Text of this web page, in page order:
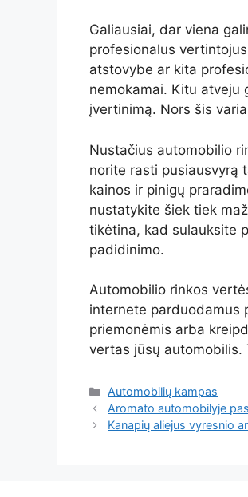
Galiausiai, dar viena
profesionalus
atstovybe ar kita
nemokamai. Kitu atveju
įvertinimą. Nors šis
Nustačius automobilio
norite rasti pusiausvyrą
kainos ir pinigų
nustatykite šiek tiek
tikėtina, kad sulauksite
padidinimo.
Automobilio rinkos
internete parduodamus
priemonėmis arba
vertas jūsų automobilis.
Kategorijos
Automobilių kampas
Aromato automobilyje
Kanapių aliejus vyresnio